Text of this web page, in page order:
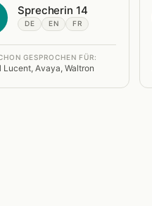
Sprecherin 14
DE EN FR
GESPROCHEN FÜR:
Lucent, Avaya, Waltron